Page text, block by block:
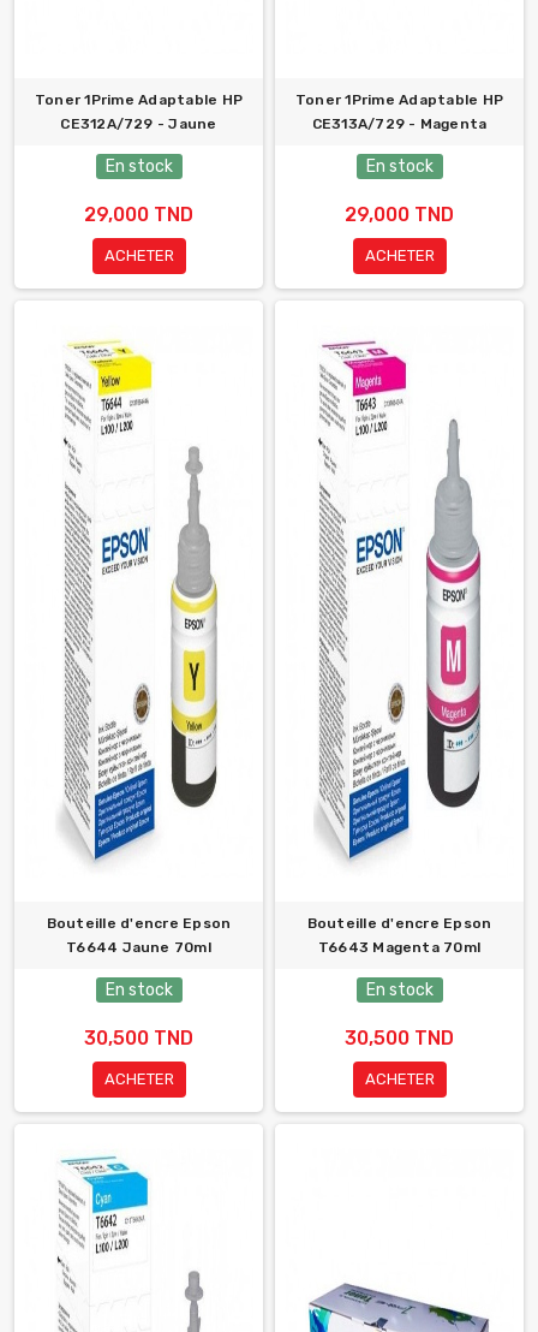
Toner 1Prime Adaptable HP
CE312A/729 - Jaune
En stock
29,000 TND
ACHETER
Toner 1Prime Adaptable HP
CE313A/729 - Magenta
En stock
29,000 TND
ACHETER
Bouteille d'encre Epson
T6644 Jaune 70ml
En stock
30,500 TND
ACHETER
Bouteille d'encre Epson
T6643 Magenta 70ml
En stock
30,500 TND
ACHETER